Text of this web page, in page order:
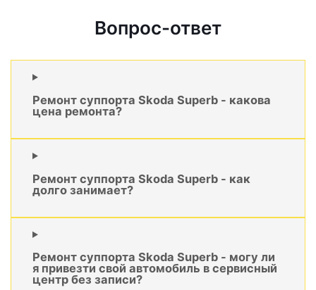
Вопрос-ответ
Ремонт суппорта Skoda Superb - какова
цена ремонта?
Ремонт суппорта Skoda Superb - как
долго занимает?
Ремонт суппорта Skoda Superb - могу ли
я привезти свой автомобиль в сервисный
центр без записи?